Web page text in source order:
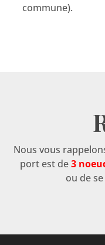
commune).
Nous vous
port est de3
ou de